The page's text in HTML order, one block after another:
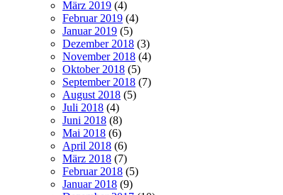
März 2019 (4)
Februar 2019 (4)
Januar 2019 (5)
Dezember 2018 (3)
November 2018 (4)
Oktober 2018 (5)
September 2018 (7)
August 2018 (5)
Juli 2018 (4)
Juni 2018 (8)
Mai 2018 (6)
April 2018 (6)
März 2018 (7)
Februar 2018 (5)
Januar 2018 (9)